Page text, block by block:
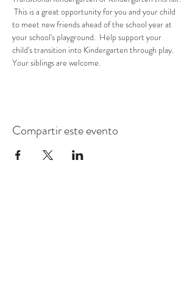
This is a great opportunity for you and your child
to meet new friends ahead of the school year at
your school's playground.  Help support your
child's transition into Kindergarten through play.
Your siblings are welcome.
Compartir este evento